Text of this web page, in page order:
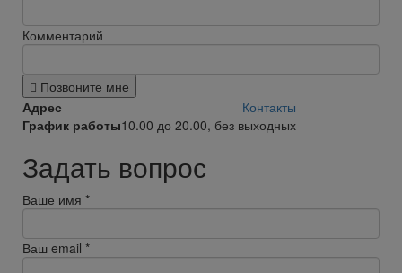
Комментарий
Позвоните мне
Адрес
Контакты
График работы10.00 до 20.00, без выходных
Задать вопрос
Ваше имя *
Ваш email *